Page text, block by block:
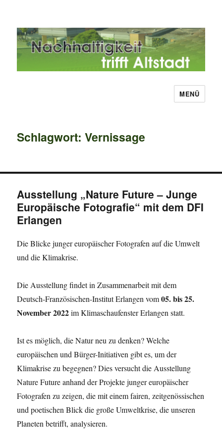
MENÜ
Schlagwort:Vernissage
Ausstellung „Nature Future – Junge
Europäische Fotografie“ mit dem DFI
Erlangen
Die Blicke junger europäischer Fotografen auf die Umwelt
und die Klimakrise.
Die Ausstellung findet in Zusammenarbeit mit dem
Deutsch-Französischen-Institut Erlangen vom05. bis 25.
November 2022im Klimaschaufenster Erlangen statt.
Ist es möglich, die Natur neu zu denken? Welche
europäischen und Bürger-Initiativen gibt es, um der
Klimakrise zu begegnen? Dies versucht die Ausstellung
Nature Future anhand der Projekte junger europäischer
Fotografen zu zeigen, die mit einem fairen, zeitgenössischen
und poetischen Blick die große Umweltkrise, die unseren
Planeten betrifft, analysieren.